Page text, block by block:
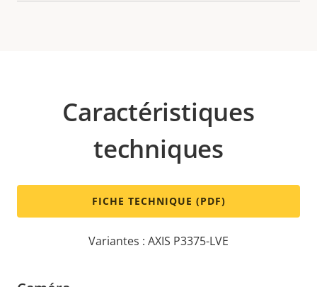
Caractéristiques
techniques
FICHE TECHNIQUE (PDF)
Variantes : AXIS P3375-LVE